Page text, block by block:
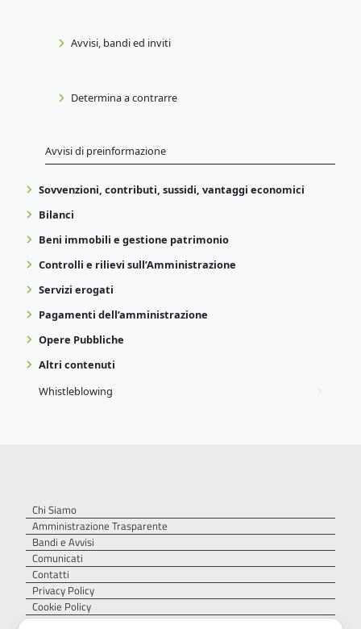
Avvisi, bandi ed inviti
Determina a contrarre
Avvisi di preinformazione
Sovvenzioni, contributi, sussidi, vantaggi economici
Bilanci
Beni immobili e gestione patrimonio
Controlli e rilievi sull’Amministrazione
Servizi erogati
Pagamenti dell’amministrazione
Opere Pubbliche
Altri contenuti
Whistleblowing
Chi Siamo
Amministrazione Trasparente
Bandi e Avvisi
Comunicati
Contatti
Privacy Policy
Cookie Policy